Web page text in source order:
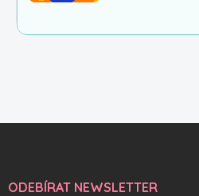
aODEBÍRAT NEWSLETTER